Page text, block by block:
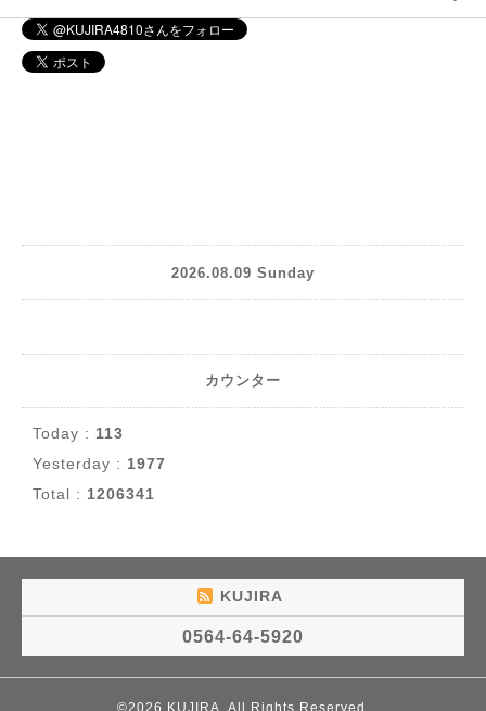
2026.08.09 Sunday
カウンター
Today : 113
Yesterday : 1977
Total : 1206341
KUJIRA
0564-64-5920
©2026 KUJIRA . All Rights Reserved.